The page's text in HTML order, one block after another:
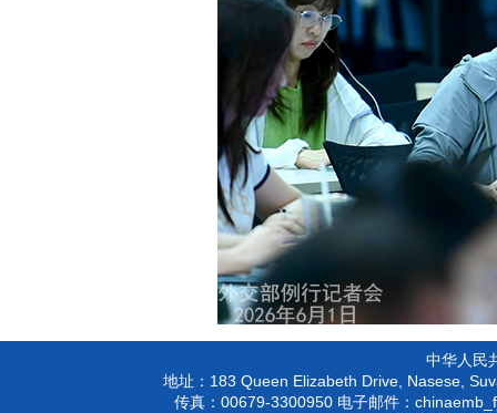
中华人民
地址： 183 Queen Elizabeth Drive, Nasese,
传真： 00679-3300950电子邮件：